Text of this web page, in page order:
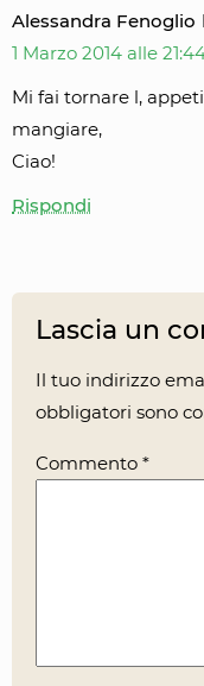
Alessandra Fenoglio
1 Marzo 2014 alle
Mi fai tornare l,
mangiare,
Ciao!
Rispondi
Lascia un
Il tuo indirizzo
obbligatori sono
Commento *